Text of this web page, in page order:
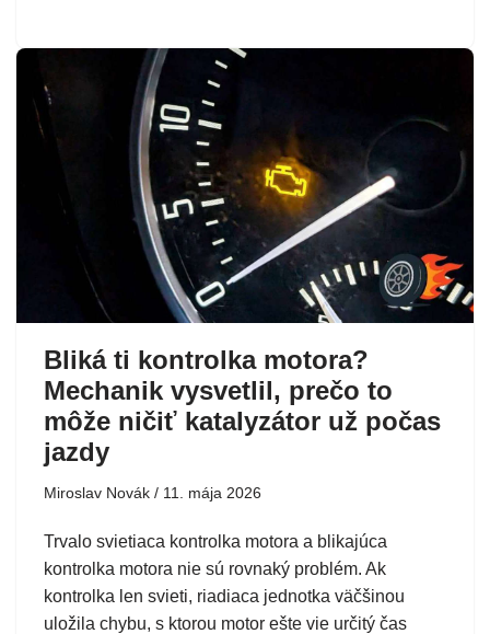
Bliká ti kontrolka motora?
Mechanik vysvetlil, prečo to
môže ničiť katalyzátor už počas
jazdy
Miroslav Novák 11. mája 2026
Trvalo svietiaca kontrolka motora a blikajúca
kontrolka motora nie sú rovnaký problém. Ak
kontrolka len svieti, riadiaca jednotka väčšinou
uložila chybu, s ktorou motor ešte vie určitý čas